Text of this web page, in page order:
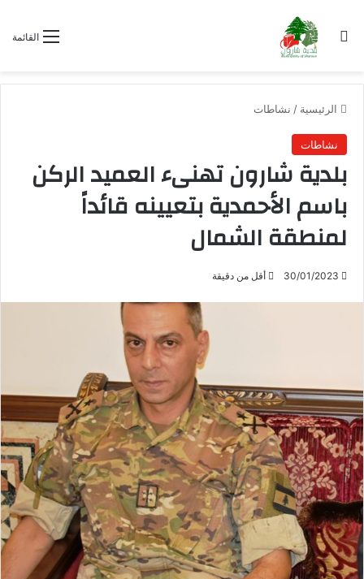
القائمة بحث عن
الرئيسية / نشاطات
نشاطات
بلدية شارون تهنىء العميد الركن
باسم الأحمدية بتعيينه قائداً
لمنطقة الشمال
30/01/2023 أقل من دقيقة